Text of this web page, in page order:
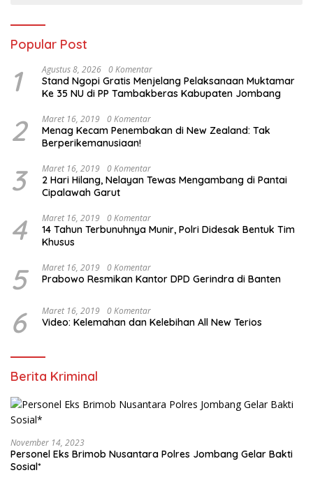
Popular Post
1 Agustus 8, 2026 0 Komentar
Stand Ngopi Gratis Menjelang Pelaksanaan Muktamar
Ke 35 NU di PP Tambakberas Kabupaten Jombang
2 Maret 16, 2019 0 Komentar
Menag Kecam Penembakan di New Zealand: Tak
Berperikemanusiaan!
3 Maret 16, 2019 0 Komentar
2 Hari Hilang, Nelayan Tewas Mengambang di Pantai
Cipalawah Garut
4 Maret 16, 2019 0 Komentar
14 Tahun Terbunuhnya Munir, Polri Didesak Bentuk Tim
Khusus
5 Maret 16, 2019 0 Komentar
Prabowo Resmikan Kantor DPD Gerindra di Banten
6 Maret 16, 2019 0 Komentar
Video: Kelemahan dan Kelebihan All New Terios
Berita Kriminal
November 14, 2023
Personel Eks Brimob Nusantara Polres Jombang Gelar Bakti
Sosial*